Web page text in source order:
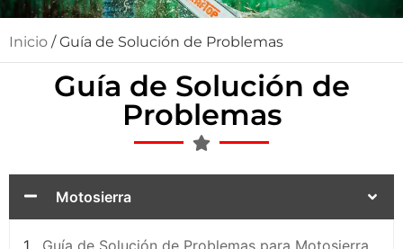
Inicio / Guía de Solución de Problemas
Guía de Solución de
Problemas
Motosierra
1 . Guía de Solución de Problemas para Motosierra